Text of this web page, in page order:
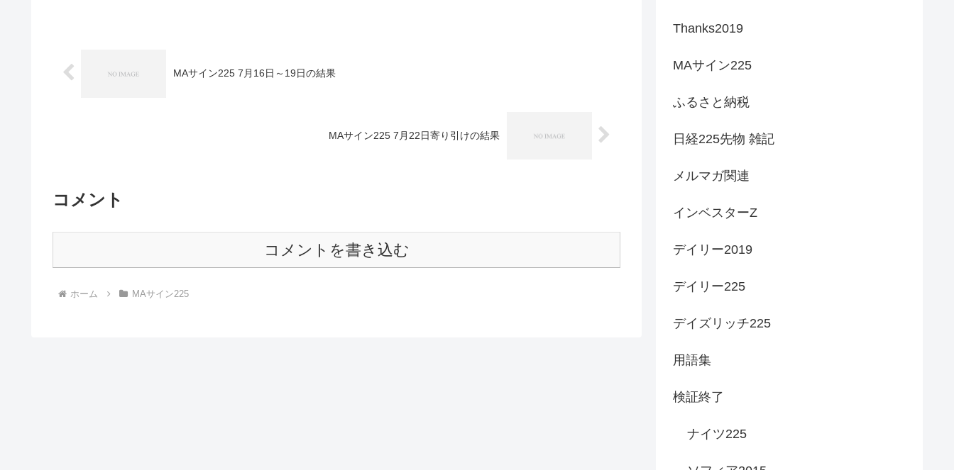
MAサイン225 7月16日～19日の結果
MAサイン225 7月22日寄り引けの結果
コメント
コメントを書き込む
ホーム MAサイン225
Thanks2019
MAサイン225
ふるさと納税
日経225先物 雑記
メルマガ関連
インベスターZ
デイリー2019
デイリー225
デイズリッチ225
用語集
検証終了
ナイツ225